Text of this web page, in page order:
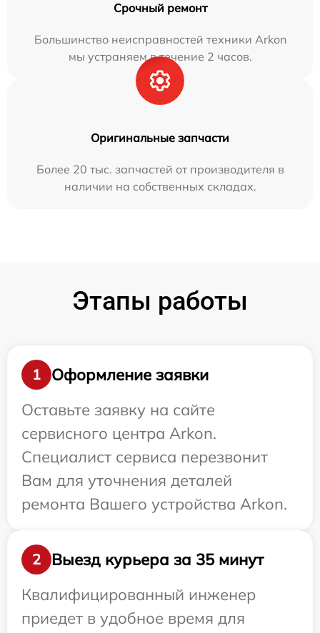
Срочный ремонт
Большинство неисправностей техники Arkon
мы устраняем в течение 2 часов.
Оригинальные запчасти
Более 20 тыс. запчастей от производителя в
наличии на собственных складах.
Этапы работы
1
Оформление заявки
Оставьте заявку на сайте
сервисного центра Arkon.
Специалист сервиса перезвонит
Вам для уточнения деталей
ремонта Вашего устройства Arkon.
2
Выезд курьера за 35 минут
Квалифицированный инженер
приедет в удобное время для